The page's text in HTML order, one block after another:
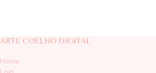
ARTE COELHO DIGITAL
Home